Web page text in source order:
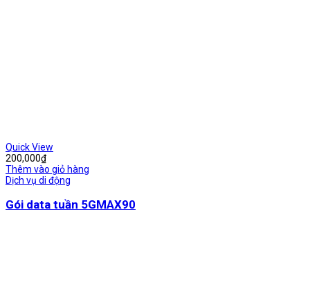
Quick View
200,000₫
Thêm vào giỏ hàng
Dịch vụ di động
Gói data tuần 5GMAX90